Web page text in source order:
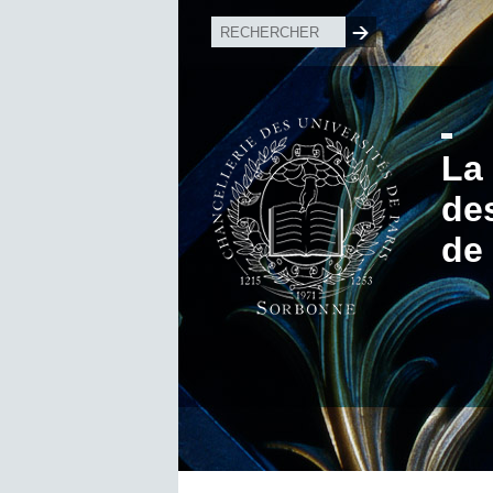
La
de